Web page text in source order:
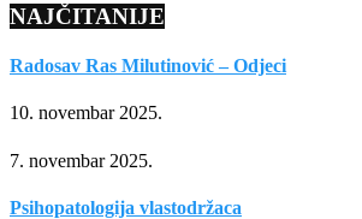
NAJČITANIJE
Radosav Ras Milutinović – Odjeci
10. novembar 2025.
7. novembar 2025.
Psihopatologija vlastodržaca